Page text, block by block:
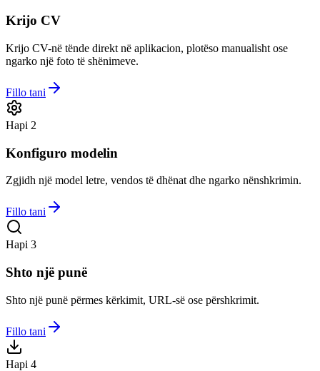
Krijo CV
Krijo CV-në tënde direkt në aplikacion, plotëso manualisht ose
ngarko një foto të shënimeve.
Fillo tani
Hapi 2
Konfiguro modelin
Zgjidh një model letre, vendos të dhënat dhe ngarko nënshkrimin.
Fillo tani
Hapi 3
Shto një punë
Shto një punë përmes kërkimit, URL-së ose përshkrimit.
Fillo tani
Hapi 4